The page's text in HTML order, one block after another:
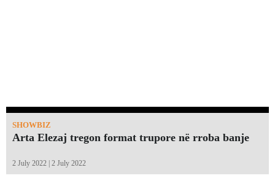
SHOWBIZ
Arta Elezaj tregon format trupore në rroba banje
2 July 2022 | 2 July 2022